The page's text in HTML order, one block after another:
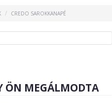
CREDO SAROKKANAPÉ
ÖN MEGÁLMODTA